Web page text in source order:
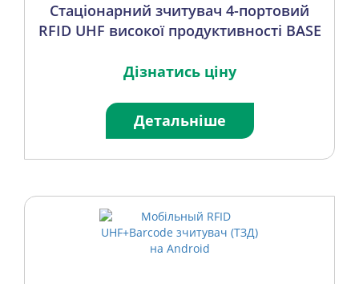
Стаціонарний зчитувач 4-портовий
RFID UHF високої продуктивності BASE
Дізнатись ціну
Детальніше